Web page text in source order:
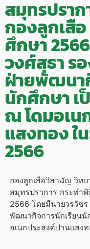
สมุทรปราก
กองลูกเสือ
ศึกษา
วงศ์สุธา ร
ฝ่ายพัฒนา
นักศึกษา เ
ณ โดมอเน
แสงทอง ใ
2566
กองลูกเสือวิสามัญ วิท
สมุทรปราการ กระทำพิ
2566 โดยมีนายวรวัชร
พัฒนากิจการนักเรียน
อเนกประสงค์ปานแสง